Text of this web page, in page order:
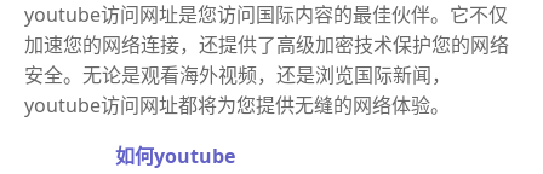
youtube访问网址是您访问国际内容的最佳伙伴。它不仅
加速您的网络连接，还提供了高级加密技术保护您的网络
安全。无论是观看海外视频，还是浏览国际新闻，
youtube访问网址都将为您提供无缝的网络体验。
如何youtube